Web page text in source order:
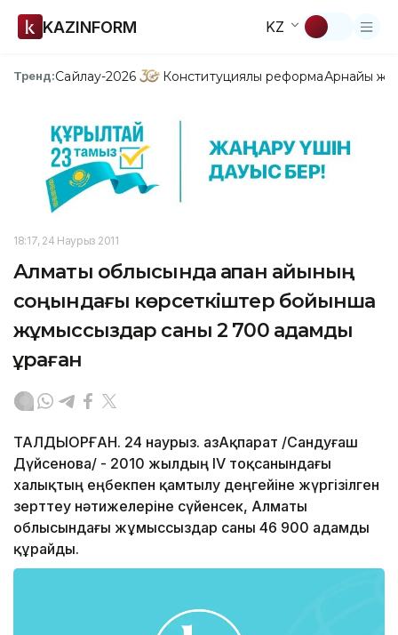
KAZINFORM KZ
Тренд:Сайлау-2026 Конституциялық реформаАрнайы
18:17, 24 Наурыз 2011
Алматы облысында ақпан айының
соңындағы көрсеткіштер бойынша
жұмыссыздар саны 2 700 адамды
құраған
ТАЛДЫҚОРҒАН. 24 наурыз. ҚазАқпарат /Сандуғаш
Дүйсенова/ - 2010 жылдың IV тоқсанындағы
халықтың еңбекпен қамтылу деңгейіне жүргізілген
зерттеу нәтижелеріне сүйенсек, Алматы
облысындағы жұмыссыздар саны 46 900 адамды
құрайды.